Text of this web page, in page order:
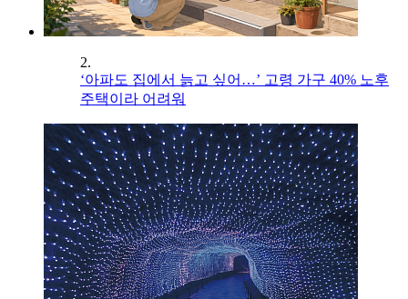
2.
‘아파도 집에서 늙고 싶어…’ 고령 가구 40% 노후
주택이라 어려워